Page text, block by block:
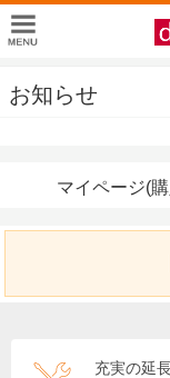
お知らせ
マイページ(
充実の延